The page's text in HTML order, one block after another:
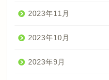
2023年11月
2023年10月
2023年9月